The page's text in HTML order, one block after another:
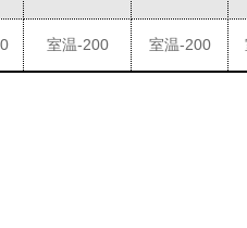
室温-200 室温-200